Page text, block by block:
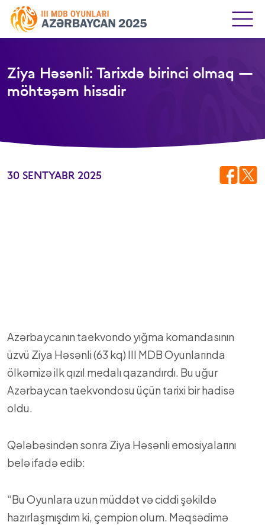
Ziya Həsənli: Tarixdə birinci olmaq —
möhtəşəm hissdir
30 SENTYABR 2025
Azərbaycanın taekvondo yığma komandasının
üzvü Ziya Həsənli (63 kq) III MDB Oyunlarında
ölkəmizə ilk qızıl medalı qazandırdı. Bu uğur
Azərbaycan taekvondosu üçün tarixi bir hadisə
oldu.
Qələbəsindən sonra Ziya Həsənli emosiyalarını
belə ifadə edib:
“Bu Oyunlara uzun müddət və ciddi şəkildə
hazırlaşmışdım ki, çempion olum. Məqsədimə